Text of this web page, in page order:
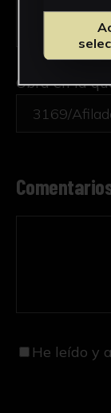
Obra en la
3169/
He leído y